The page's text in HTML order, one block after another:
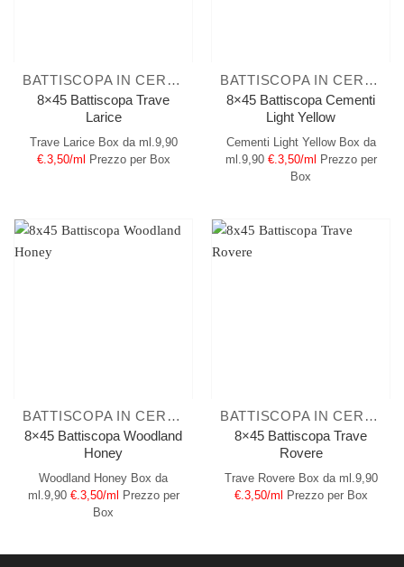
BATTISCOPA IN CERAMICA
8×45 Battiscopa Trave
Larice
Trave Larice Box da ml.9,90
€.3,50/ml
Prezzo per Box
BATTISCOPA IN CERAMICA
8×45 Battiscopa Cementi
Light Yellow
Cementi Light Yellow Box da
ml.9,90 €.3,50/ml
Prezzo per
Box
BATTISCOPA IN CERAMICA
8×45 Battiscopa Woodland
Honey
Woodland Honey Box da
ml.9,90 €.3,50/ml
Prezzo per
Box
BATTISCOPA IN CERAMICA
8×45 Battiscopa Trave
Rovere
Trave Rovere Box da ml.9,90
€.3,50/ml
Prezzo per Box